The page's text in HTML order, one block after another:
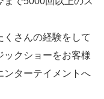
さんの経験をして
ックショーをお客様
ンターテイメントへ